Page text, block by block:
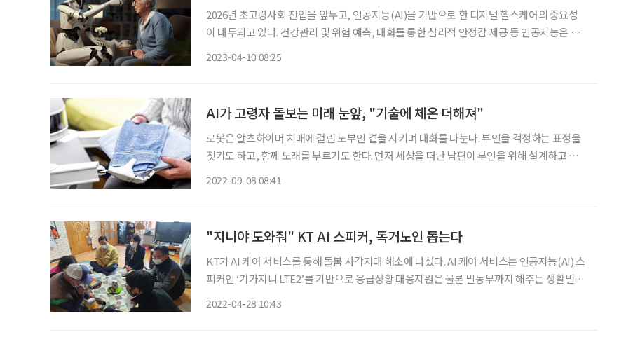
2026년 초고령사회 진입을 앞두고, 인공지능(AI)을 기반으로 한 디지털 헬스케어의 중요성
이 대두되고 있다. 건강관리 및 위험 예측, 대화를 통한 심리적 안정감 제공 등 인공지능은 노
2023-04-10 08:25
AI가 고령자 돌보는 미래 눈앞, "기술에 체온 더해져"
로봇은 알츠하이머 치매에 걸린 노부인 곁을 지키며 대화를 나눈다. 부인을 걱정하는 표정을
짓기도 하고, 함께 노래를 부르기도 한다. 먼저 세상을 떠난 남편이 부인을 위해 설계하고 만
2022-09-08 08:41
"지니야 도와줘" KT AI 스피커, 독거노인 돕는다
KT가 AI 케어 서비스를 통해 돌봄 사각지대 해소에 나섰다. AI 케어 서비스는 인공지능(AI) 스
피커인 ‘기가지니 LTE2’를 기반으로 응급상황 대응지원은 물론 말동무까지 해주는 생활밀착
2022-04-28 10:43